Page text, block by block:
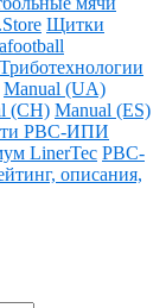
Щитки
Триботехнологии
Manual (UA)
(CH) Manual (ES)
РВС-ИПИ
LinerTec РВС-
описания,